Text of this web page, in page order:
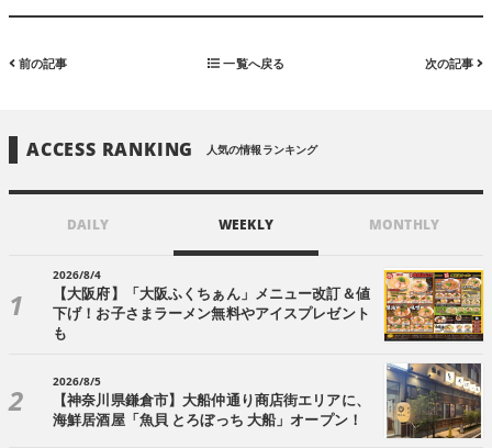
前の記事 一覧へ戻る 次の記事
ACCESS RANKING 人気の情報ランキング
DAILY WEEKLY MONTHLY
2026/8/4
【大阪府】「大阪ふくちぁん」メニュー改訂＆値
下げ！お子さまラーメン無料やアイスプレゼント
も
2026/8/5
【神奈川県鎌倉市】大船仲通り商店街エリアに、
海鮮居酒屋「魚貝 とろぼっち 大船」オープン！